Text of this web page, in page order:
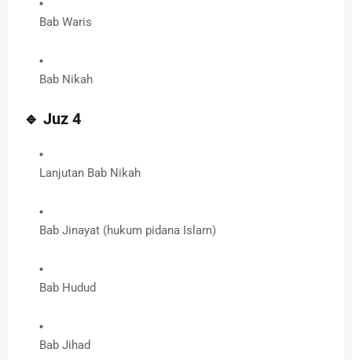
Bab Waris
Bab Nikah
🔹 Juz 4
Lanjutan Bab Nikah
Bab Jinayat (hukum pidana Islam)
Bab Hudud
Bab Jihad